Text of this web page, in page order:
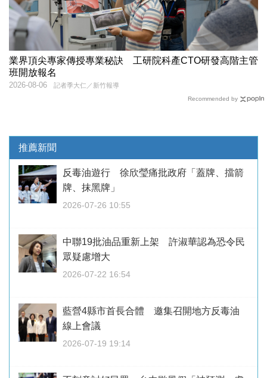
業界頂尖專家傳授專業秘訣 工研院科產CTO研發高階主管
班開放報名
記者季大仁／新竹報導
2026-08-06
Recommended by
推薦新聞
反毒油遊行 徐欣瑩痛批政府「蓋牌、擋箭
牌、抹黑牌」
2026-07-26 10:55
中聯19批油品重新上架 許淑華認為恐令民
眾疑慮增大
2026-07-22 16:54
藍營4縣市首長合體 邀集召開地方反毒油
線上會議
2026-07-19 19:14